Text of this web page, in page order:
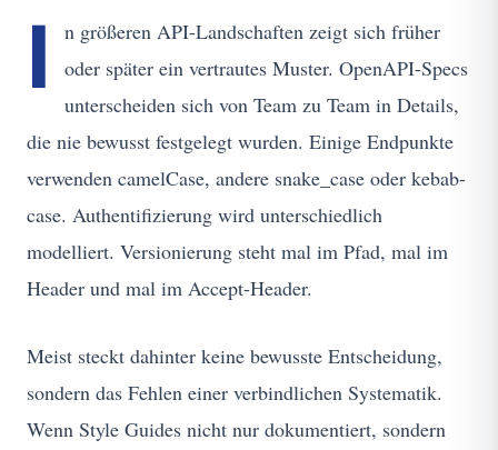
I
n größeren API-Landschaften zeigt sich früher
oder später ein vertrautes Muster. OpenAPI-Specs
unterscheiden sich von Team zu Team in Details,
die nie bewusst festgelegt wurden. Einige Endpunkte
verwenden camelCase, andere snake_case oder kebab-
case. Authentifizierung wird unterschiedlich
modelliert. Versionierung steht mal im Pfad, mal im
Header und mal im Accept-Header.
Meist steckt dahinter keine bewusste Entscheidung,
sondern das Fehlen einer verbindlichen Systematik.
Wenn Style Guides nicht nur dokumentiert, sondern